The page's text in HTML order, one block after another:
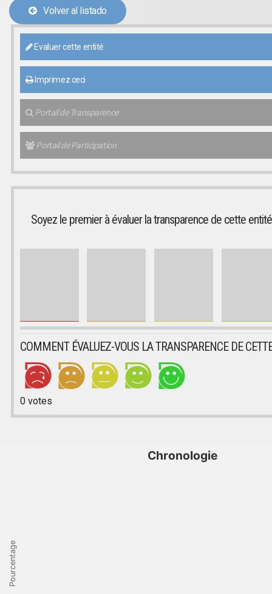
Volver al listado
Evaluer cette entité
Imprimez ceci
Portail de Transparence
Portail de Participation
Soyez le premier à évaluer la transparence de cette entité
COMMENT ÉVALUEZ-VOUS LA TRANSPARENCE DE
0votes
Pourcentage
Chronologie